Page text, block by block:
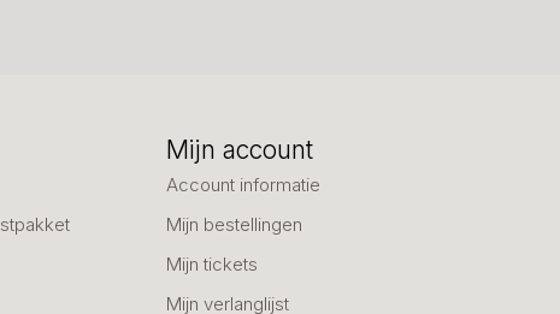
Mijn account
Account informatie
Mijn bestellingen
Mijn tickets
Mijn verlanglijst